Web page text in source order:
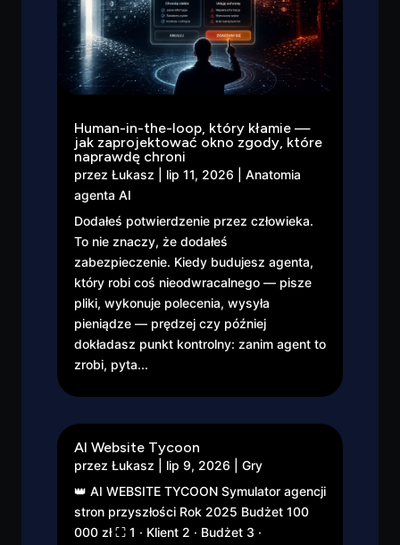
Human-in-the-loop, który kłamie —
jak zaprojektować okno zgody, które
naprawdę chroni
przez Łukasz lip 11, 2026
Anatomia
agenta AI
Dodałeś potwierdzenie przez człowieka.
To nie znaczy, że dodałeś
zabezpieczenie. Kiedy budujesz agenta,
który robi coś nieodwracalnego — pisze
pliki, wykonuje polecenia, wysyła
pieniądze — prędzej czy później
dokładasz punkt kontrolny: zanim agent to
zrobi, pyta...
AI Website Tycoon
przez Łukasz lip 9, 2026
Gry
👑 AI WEBSITE TYCOON Symulator agencji
stron przyszłości Rok 2025 Budżet 100
000 zł ⛶ 1 · Klient 2 · Budżet 3 ·